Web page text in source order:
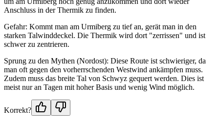
Anschluss in der Thermik zu finden.
Gefahr: Kommt man am Urmiberg zu tief an, gerät man in den
starken Talwinddeckel. Die Thermik wird dort "zerrissen" und ist
schwer zu zentrieren.
Sprung zu den Mythen (Nordost): Diese Route ist schwieriger, da
man oft gegen den vorherrschenden Westwind ankämpfen muss.
Zudem muss das breite Tal von Schwyz gequert werden. Dies ist
meist nur an Tagen mit hoher Basis und wenig Wind möglich.
Korrekt?